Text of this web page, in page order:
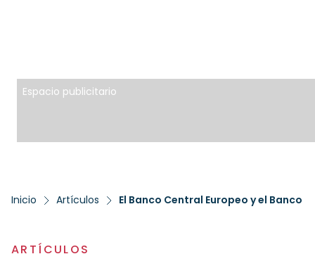
Espacio publicitario
Inicio Artículos El Banco Central Europeo y el
ARTÍCULOS